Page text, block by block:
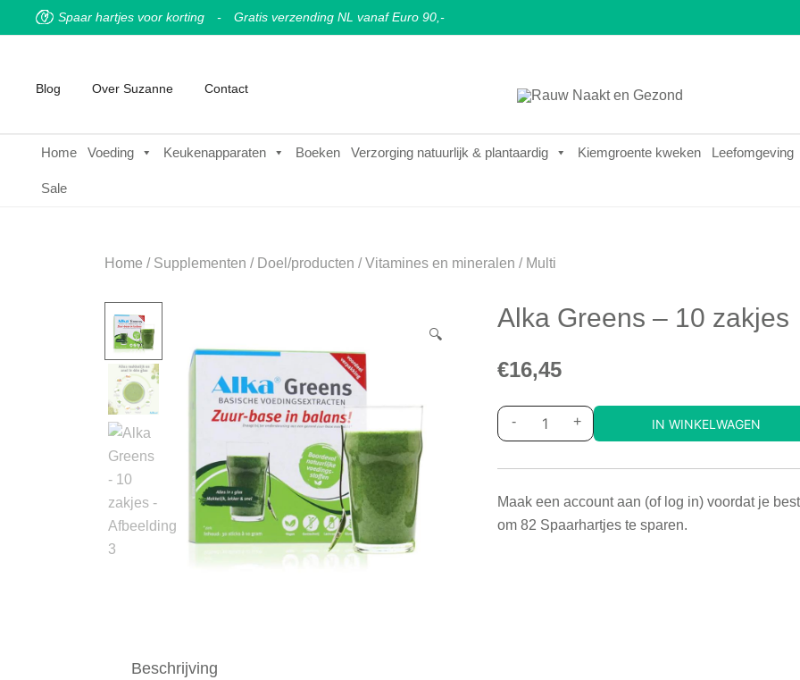
Spaar hartjes voor korting - Gratis verzending NL vanaf Euro 90,-
Blog Over Suzanne Contact
Home Voeding Keukenapparaten Boeken Verzorging natuurlijk & plantaardig Kiemgroente kweken Leefomgeving
Sale
Home / Supplementen / Doel/producten /Vitamines en mineralen / Multi
🔍
Alka Greens – 10 zakjes
€16,45
- + IN WINKELWAGEN
Maak een account aan (of log in) voordat je
om 82 Spaarhartjes te sparen.
Beschrijving